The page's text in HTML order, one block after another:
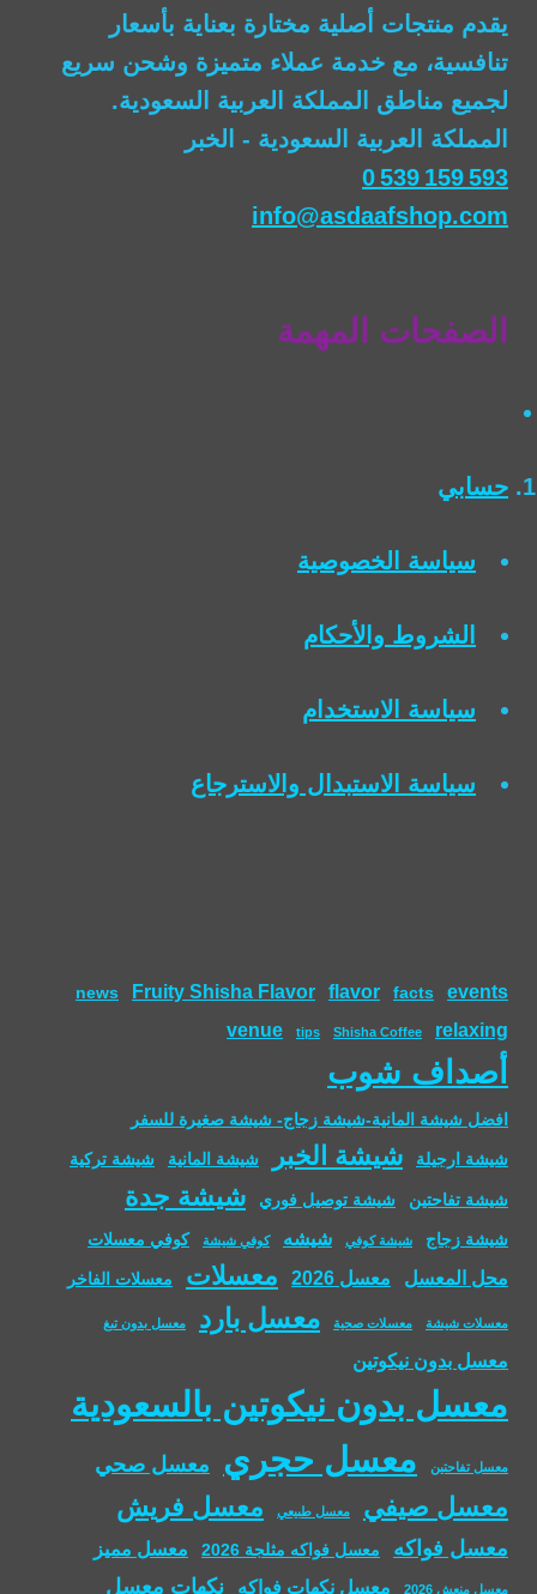
يقدم منتجات أصلية مختارة بعناية بأسعار
تنافسية، مع خدمة عملاء متميزة وشحن سريع
لجميع مناطق المملكة العربية السعودية.
المملكة العربية السعودية - الخبر
0 539 159 593
info@asdaafshop.com
الصفحات المهمة
حسابي
سياسة الخصوصية
الشروط والأحكام
سياسة الاستخدام
سياسة الاستبدال والاسترجاع
events
facts
flavor
Fruity Shisha Flavor
news
relaxing
Shisha Coffee
tips
venue
أصداف شوب
افضل شيشة المانية-شيشة زجاج- شيشة صغيرة للسفر
شيشة ارجيلة شيشة الخبر شيشة المانية شيشة تركية
شيشة تفاحتين شيشة توصيل فوري شيشة جدة
شيشة زجاج شيشة كوفي شيشه كوفي شيشة كوفي معسلات
محل المعسل معسل 2026 معسلات معسلات الفاخر
معسلات شيشة معسلات صحية معسل بارد معسل بدون تبغ
معسل بدون نيكوتين
معسل بدون نيكوتين بالسعودية
معسل تفاحتين معسل حجري معسل صحي
معسل صيفي معسل طبيعي معسل فريش
معسل فواكه معسل فواكه مثلجة 2026 معسل مميز
معسل منعش 2026 معسل نكهات فواكه نكهات معسل